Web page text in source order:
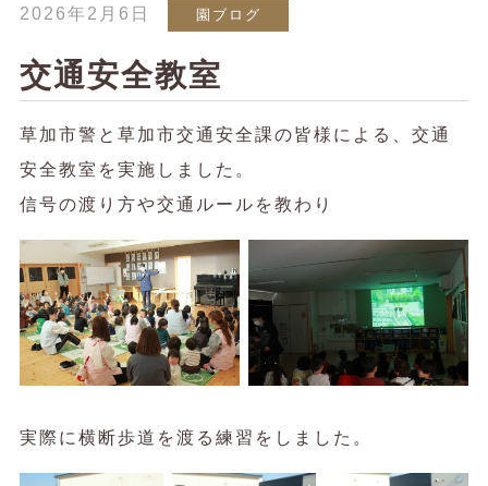
2026年2月6日 園ブログ
交通安全教室
草加市警と草加市交通安全課の皆様による、交通
安全教室を実施しました。
信号の渡り方や交通ルールを教わり
実際に横断歩道を渡る練習をしました。